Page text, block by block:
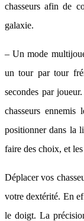
chasseurs afin de
galaxie.
– Un mode
un tour par tour
secondes par
chasseurs
positionner dans la
faire des choix, et
Déplacer vos
votre dextérité. En
le doigt. La